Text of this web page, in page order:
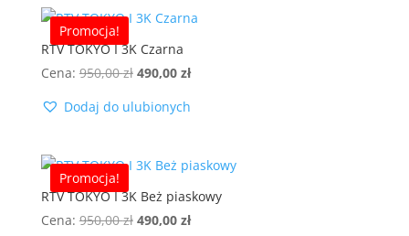
Promocja!
RTV TOKYO I 3K Czarna
Cena: 950,00zł Pierwotna
wynosiła:
490,00 złAktualna
wynosi:
Dodaj do ulubionych
Promocja!
RTV TOKYO I 3K Beż piaskowy
Cena: 950,00zł Pierwotna
490,00 złAktualna